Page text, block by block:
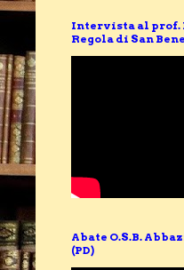
Intervista al prof.
Regola di San
Abate O.S.B.
(PD)